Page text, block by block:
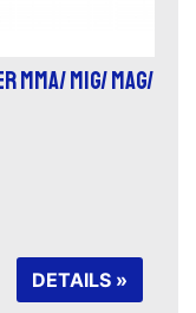
MMA/ MIG/ MAG/
DETAILS »